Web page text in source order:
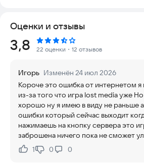
разнообразные арены и широкий
полноценный мультиплеер, где вы
друзьям и соперникам со всего мира.
жестоким схваткам в режиме
Особенности Crash Arena: Cars and
1. Разнообразие автопарка: в игре
видов машин. Вы найдете все — от
каров до монстр-траков, грузовиков,
ценителей советского автопрома
иконы, как «Волга» и «Копейка».
Оценки и отзывы
Рейтинг:
3,8 22 оценки ・12 отзывов
Игорь Изменён 24 июл 2026
Короче это ошибка от интернетом я
из-за того что игра lost media уже
хорошо ну я имею в виду не раньше
ошибки который сейчас выходит
нажимаешь на кнопку сервера это
заброшена ничего пока не сможет
может и улучшиться
Нравится:
1Не нравится:
0 0